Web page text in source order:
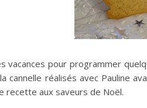
vacances pour programmer
cannelle réalisés avec Pauline
recette aux saveurs de Noël.